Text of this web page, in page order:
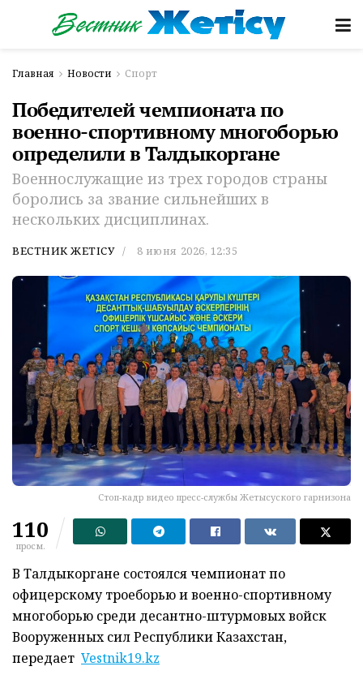
Главная Новости Спорт
Победителей чемпионата по
военно-спортивному многоборью
определили в Талдыкоргане
Военнослужащие из трех городов страны
боролись за звание сильнейших в
нескольких дисциплинах.
ВЕСТНИК ЖЕТІСУ 8 июня 2026, 12:35
Стоп-кадр видео пресс-службы Жетысуского гарнизона
110
просм.
В Талдыкоргане состоялся чемпионат по
офицерскому троеборью и военно-спортивному
многоборью среди десантно-штурмовых войск
Вооруженных сил Республики Казахстан,
передает Vestnik19.kz